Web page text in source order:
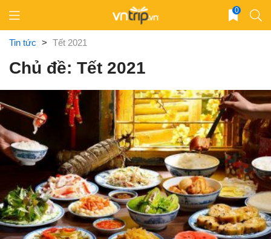
content
0
Tin tức > Tết 2021
Chủ đề: Tết 2021